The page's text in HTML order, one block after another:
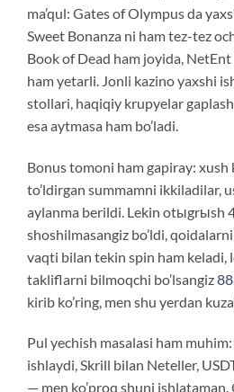
ma’qul: Gates of Olympus da
Sweet Bonanza ni ham tez-tez
Book of Dead ham joyida,
ham yetarli. Jonli kazino yaxshi
stollari, haqiqiy krupyelar
esa aytmasa ham bo’ladi.
Bonus tomoni ham gapiray: xush
to’ldirgan summamni ikkiladilar,
aylanma berildi. Lekin otыgrыsh
shoshilmasangiz bo’ldi,
vaqti bilan tekin spin ham keladi,
takliflarni bilmoqchi bo’lsangiz
kirib ko’ring, men shu yerdan
Pul yechish masalasi ham
ishlaydi, Skrill bilan Neteller,
— men ko’proq shuni ishlataman.